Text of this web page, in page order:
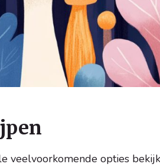
veelvoorkomende opties